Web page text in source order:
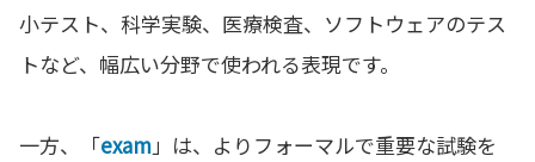
小テスト、科学実験、医療検査、ソフトウェアのテス
トなど、幅広い分野で使われる表現です。
一方、「exam」は、よりフォーマルで重要な試験を